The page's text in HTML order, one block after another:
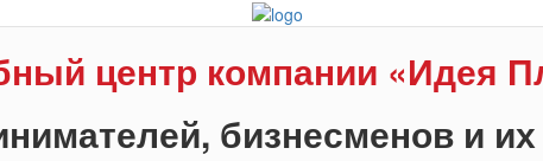
центр компании «Идея
бизнесменов и